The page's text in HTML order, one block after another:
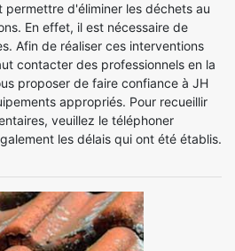
permettre d'éliminer les déchets au
En effet, il est nécessaire de
Afin de réaliser ces interventions
contacter des professionnels en la
proposer de faire confiance à JH
appropriés. Pour recueillir
veuillez le téléphoner
les délais qui ont été établis.